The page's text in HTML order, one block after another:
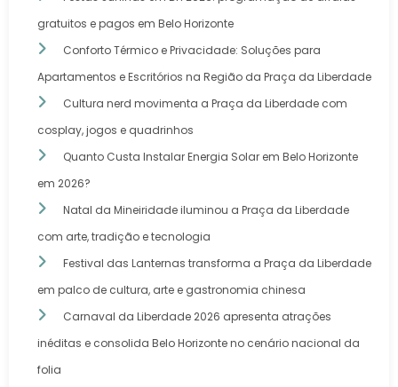
gratuitos e pagos em Belo Horizonte
Conforto Térmico e Privacidade: Soluções para
Apartamentos e Escritórios na Região da Praça da Liberdade
Cultura nerd movimenta a Praça da Liberdade com
cosplay, jogos e quadrinhos
Quanto Custa Instalar Energia Solar em Belo Horizonte
em 2026?
Natal da Mineiridade iluminou a Praça da Liberdade
com arte, tradição e tecnologia
Festival das Lanternas transforma a Praça da Liberdade
em palco de cultura, arte e gastronomia chinesa
Carnaval da Liberdade 2026 apresenta atrações
inéditas e consolida Belo Horizonte no cenário nacional da
folia